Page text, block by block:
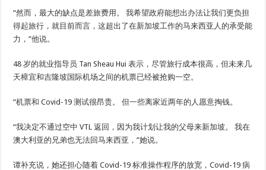
“然而，最大的缺点是差旅费用。 我希望政府能想出办法让我们更负担
得起旅行，就目前而言，这超出了在新加坡工作的马来西亚人的承受能
力，”他说。
48 岁的就业指导员 Tan Sheau Hui 表示，尽管旅行成本很高，但未来几
天樟宜和吉隆坡国际机场之间的机票已经被抢购一空。
“机票和 Covid-19 测试很昂贵。 但一些离家近两年的人愿意掏钱。
“我决定不通过空中 VTL 返回，因为我计划让我的父母来新加坡。 我在
澳大利亚的兄弟也无法回马来西亚，”她说。
谭补充说，她还担心随着 Covid-19 标准操作程序的放宽，Covid-19 病